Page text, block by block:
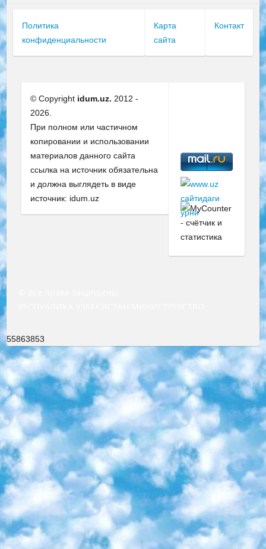
Политика
конфиденциальности
Карта
сайта
Контакт
© Copyright idum.uz. 2012 -
2026.
При полном или частичном
копировании и использовании
материалов данного сайта
ссылка на источник обязательна
и должна выглядеть в виде
источник: idum.uz
55863853